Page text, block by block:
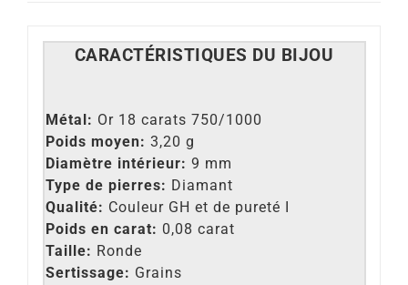
CARACTÉRISTIQUES DU BIJOU
Métal: Or 18 carats 750/1000
Poids moyen: 3,20 g
Diamètre intérieur: 9 mm
Type de pierres: Diamant
Qualité: Couleur GH et de pureté I
Poids en carat: 0,08 carat
Taille: Ronde
Sertissage: Grains